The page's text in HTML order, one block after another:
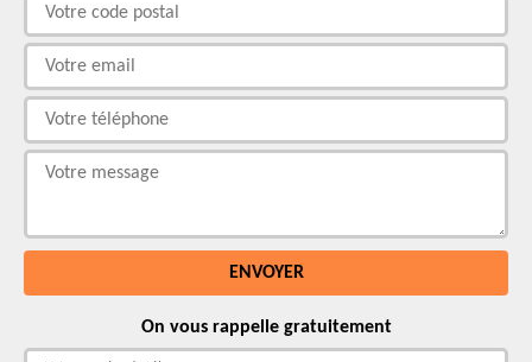
On vous rappelle gratuitement